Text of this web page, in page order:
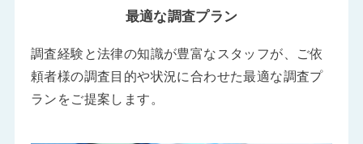
最適な調査プラン
調査経験と法律の知識が豊富なスタッフが、ご依
頼者様の調査目的や状況に合わせた最適な調査プ
ランをご提案します。